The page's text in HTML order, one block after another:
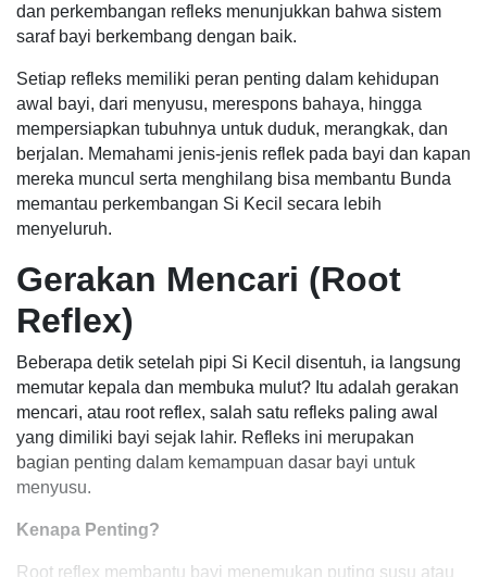
dan perkembangan refleks menunjukkan bahwa sistem
saraf bayi berkembang dengan baik.
Setiap refleks memiliki peran penting dalam kehidupan
awal bayi, dari menyusu, merespons bahaya, hingga
mempersiapkan tubuhnya untuk duduk, merangkak, dan
berjalan. Memahami jenis-jenis reflek pada bayi dan kapan
mereka muncul serta menghilang bisa membantu Bunda
memantau perkembangan Si Kecil secara lebih
menyeluruh.
Gerakan Mencari (Root
Reflex)
Beberapa detik setelah pipi Si Kecil disentuh, ia langsung
memutar kepala dan membuka mulut? Itu adalah gerakan
mencari, atau root reflex, salah satu refleks paling awal
yang dimiliki bayi sejak lahir. Refleks ini merupakan
bagian penting dalam kemampuan dasar bayi untuk
menyusu.
Kenapa Penting?
Root reflex membantu bayi menemukan puting susu atau